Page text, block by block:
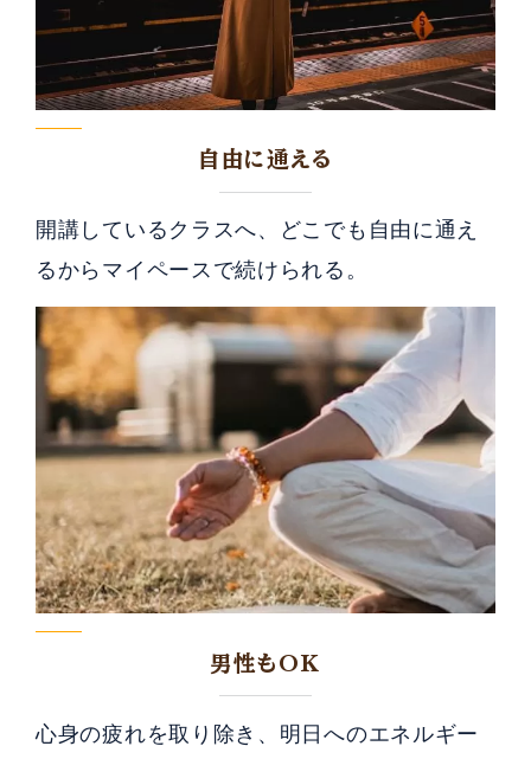
自由に通える
開講しているクラスへ、どこでも自由に通え
るからマイペースで続けられる。
男性もOK
心身の疲れを取り除き、明日へのエネルギー